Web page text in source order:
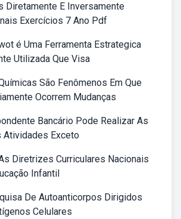
Diretamente E Inversamente
Exercícios 7 Ano Pdf
é Uma Ferramenta Estrategica
Utilizada Que Visa
São Fenômenos Em Que
Ocorrem Mudanças
Bancário Pode Realizar As
Atividades Exceto
Diretrizes Curriculares Nacionais
Infantil
De Autoanticorpos Dirigidos
Celulares